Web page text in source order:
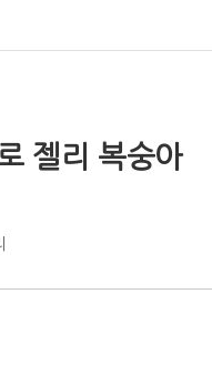
젤리 복숭아